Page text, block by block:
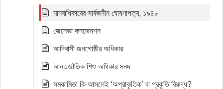
মানবাধিকারের সার্বজনীন ঘোষণাপত্র, ১৯৪৮
জেনেভা কনভেনশন
আদিবাসী জনগোষ্ঠীর অধিকার
আন্তর্জাতিক শিশু অধিকার সনদ
সমকামিতা কি আসলেই ‘অপ্রাকৃতিক’ বা প্রকৃতি বিরুদ্ধ?